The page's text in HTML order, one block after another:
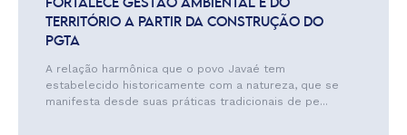
FORTALECE GESTÃO AMBIENTAL E DO
TERRITÓRIO A PARTIR DA CONSTRUÇÃO DO
PGTA
A relação harmônica que o povo Javaé tem
estabelecido historicamente com a natureza, que se
manifesta desde suas práticas tradicionais de pe...